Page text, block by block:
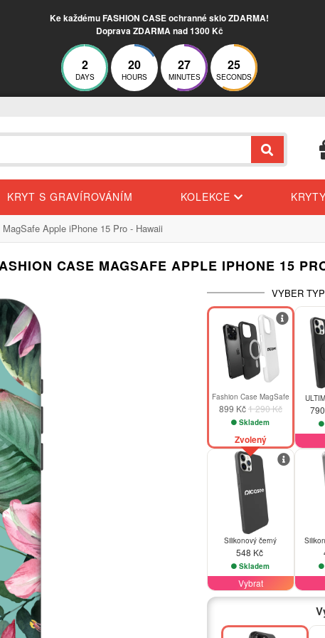
Ke každému FASHION CASE ochranné sklo ZDARMA!
Doprava ZDARMA nad 1300 Kč
2
DAYS
20
HOURS
27
MINUTES
25
SECONDS
KRYT S GRAVÍROVÁNÍM KOLEKCE KRYTY
Apple iPhone 15 Pro - Hawaii
CASE MAGSAFE APPLE IPHONE 15
VYBER
-30%
Fashion Case MagSafe
899 Kč1 290 Kč
Skladem
Zvolený
-20%
Silikonový černý
548 Kč
Skladem
Vybrat